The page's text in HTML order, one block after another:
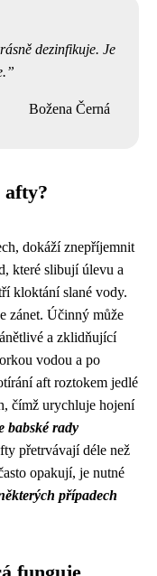
dezinfikuje. Je
Božena Černá
afty?
dokáží znepříjemnit
které slibují úlevu a
kloktání slané vody.
zánet. Účinný může
a zklidňující
vodou a po
aft roztokem jedlé
čímž urychluje hojení
babské rady
přetrvávají déle než
opakují, je nutné
případech